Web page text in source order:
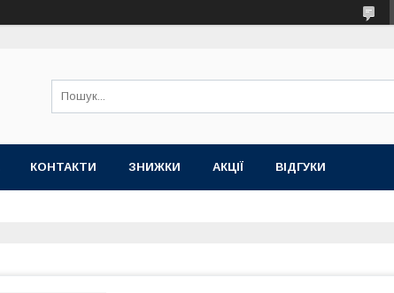
КОНТАКТИ ЗНИЖКИ АКЦІЇ ВІДГУКИ